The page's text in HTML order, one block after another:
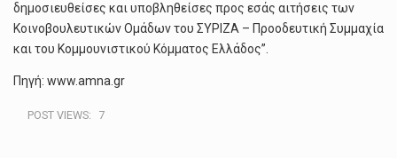
δημοσιευθείσες και υποβληθείσες προς εσάς αιτήσεις των
Κοινοβουλευτικών Ομάδων του ΣΥΡΙΖΑ – Προοδευτική Συμμαχία
και του Κομμουνιστικού Κόμματος Ελλάδος”.
Πηγή: www.amna.gr
POST VIEWS: 7